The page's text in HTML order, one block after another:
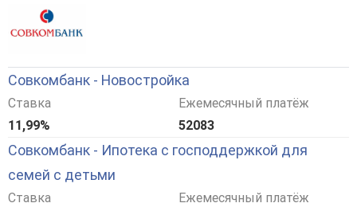
Совкомбанк - Новостройка
Ставка
11,99%
Ежемесячный платёж
52083
Совкомбанк - Ипотека с господдержкой для
семей с детьми
Ставка
Ежемесячный платёж